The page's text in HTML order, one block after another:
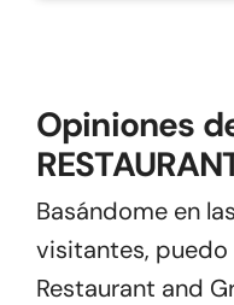
Opiniones
Basándome en
visitantes,
Restaurant and